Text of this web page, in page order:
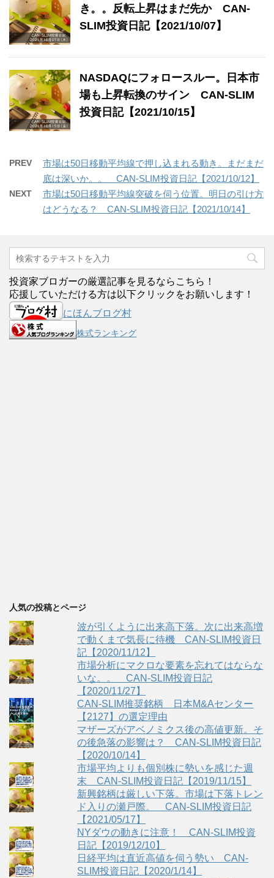
き。。反転上昇はまだ先か CAN-
SLIM投資日記【2021/10/07】
NASDAQにフォロースルー。日本市
場も上昇転換のサイン CAN-SLIM
投資日記【2021/10/15】
PREV
市場は50日移動平均線で押し込まれる動き。まだまだ
底は深いか。。 CAN-SLIM投資日記【2021/10/12】
NEXT
市場は50日移動平均線突破を伺う位置。明日の引け方
はどうなる？ CAN-SLIM投資日記【2021/10/14】
投資家ブロガーの厳選記事を見るならこちら！
応援していただける方は以下クリックをお願いします！
にほんブログ村
株式ランキング
人気の投稿とページ
波が引くように出来高下落。次に出来高増
で動くまで気長に待機 CAN-SLIM投資日
記【2020/11/12】
市場分析にマクロな要素を忘れてはならな
いな。。 CAN-SLIM投資日記
【2020/11/27】
CAN-SLIM推奨銘柄 日本M&Aセンター
【2127】の選定理由
マザーズがアベノミクス後の高値更新。そ
の後急落の影響は？ CAN-SLIM投資日記
【2020/10/14】
市場平均よりも個別株に勢いを感じた週
末 CAN-SLIM投資日記【2019/11/15】
新興銘柄は厳しい下落。市場は下落トレン
ド入りの瀬戸際。 CAN-SLIM投資日記
【2021/05/17】
NYダウの動きに注意！ CAN-SLIM投資
日記【2019/12/10】
日経平均は直近高値を伺う勢い CAN-
SLIM投資日記【2020/1/14】